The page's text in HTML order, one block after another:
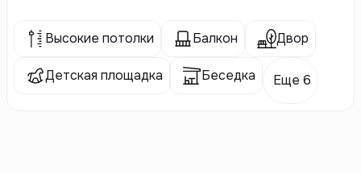
Высокие потолки Балкон Двор
Детская площадка Беседка Еще 6